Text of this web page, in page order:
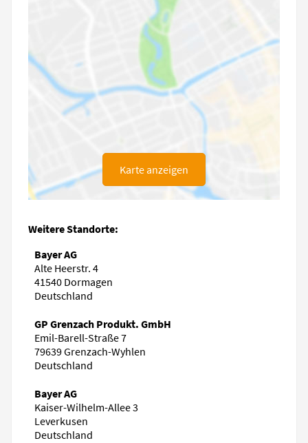
Karte anzeigen
Weitere Standorte:
Bayer AG
Alte Heerstr. 4
41540 Dormagen
Deutschland
GP Grenzach Produkt. GmbH
Emil-Barell-Straße 7
79639 Grenzach-Wyhlen
Deutschland
Bayer AG
Kaiser-Wilhelm-Allee 3
Leverkusen
Deutschland